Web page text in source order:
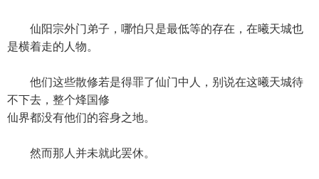
仙阳宗外门弟子，哪怕只是最低等的存在，在曦天城也
是横着走的人物。
他们这些散修若是得罪了仙门中人，别说在这曦天城待
不下去，整个烽国修
仙界都没有他们的容身之地。
然而那人并未就此罢休。